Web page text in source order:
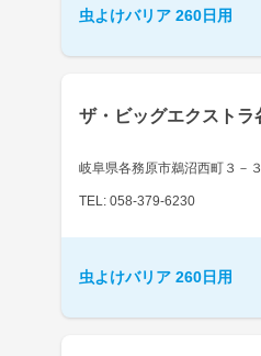
虫よけバリア 260日用
ザ・ビッグエクストラ
岐阜県各務原市鵜沼西町３－
TEL: 058-379-6230
虫よけバリア 260日用